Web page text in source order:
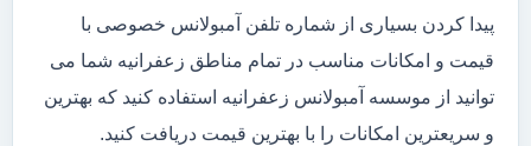
پیدا کردن بسیاری از شماره تلفن آمبولانس خصوصی با
قیمت و امکانات مناسب در تمام مناطق زعفرانیه شما می
توانید از موسسه آمبولانس زعفرانیه استفاده کنید که بهترین
و سریعترین امکانات را با بهترین قیمت دریافت کنید.